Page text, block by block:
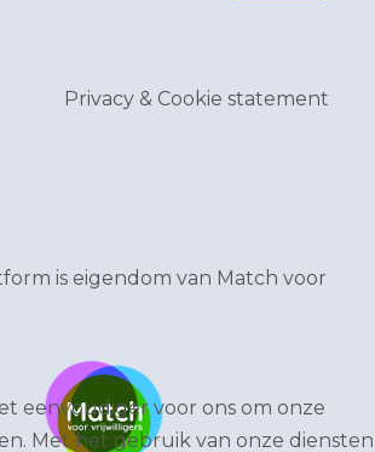
Privacy & Cookie statement
is eigendom van Match voor
eenvoudiger voor ons om onze
Met het gebruik van onze diensten